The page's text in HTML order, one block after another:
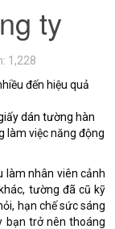
ty
1,228
đến hiệu quả
dán tường hàn
làm việc năng động
làm nhân viên cảnh
tường đã cũ kỹ
hạn chế sức sáng
bạn trở nên thoáng